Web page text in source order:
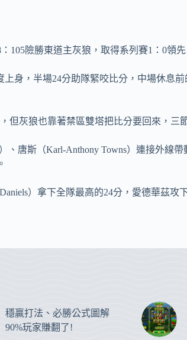
105險勝東道主灰狼，取得系列賽1：0領先
身，半場24分助隊緊咬比分，中場休息
但灰狼也靠著禁區雙塔把比分要回來，三
唐斯（Karl-Anthony Towns）連接外線
）拿下全隊最高的24分，愛德華茲攻
穩贏打法、必勝公式圖解
90%玩家賺翻了!